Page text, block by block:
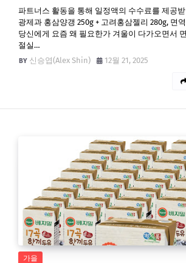
파트너스 활동을 통해 일정액의 수수료를 제공
광제과 홍삼양갱 250g + 고려홍삼젤리 280g, 면
당신에게 요즘 왜 필요한가 겨울이 다가오면서
절실…
신승엽(Alex Shin)
12월 21, 2025
가을